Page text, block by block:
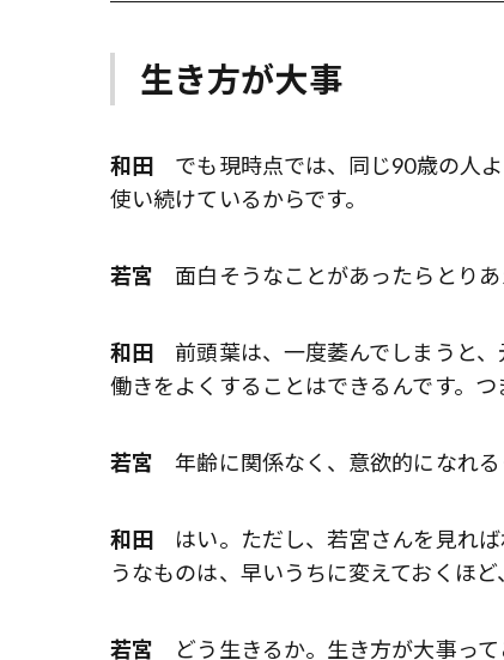
生き方が大事
和田 でも現時点では、同じ90歳の人
使い続けているからです。
若宮 面白そうなことがあったらとりあ
和田 前頭葉は、一度萎んでしまうと
働きをよくすることはできるんです。つ
若宮 年齢に関係なく、意欲的になれる
和田 はい。ただし、若宮さんを見れば
うなものは、早いうちに変えておくほ
若宮 どう生きるか。生き方が大事って